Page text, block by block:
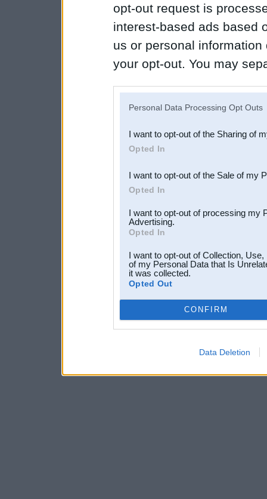
opt-out request is
interest-based ads based
us or personal
your opt-out. You may
Downstream Participants
third parties.
Personal Data Processing Opt Outs
I want to opt-out of the Sharing of
Opted In
I want to opt-out of the Sale of my
Opted In
I want to opt-out of processing my
Advertising.
Opted In
I want to opt-out of Collection,
of my Personal Data that Is
it was collected.
Opted Out
CONFIRM
Data Deletion